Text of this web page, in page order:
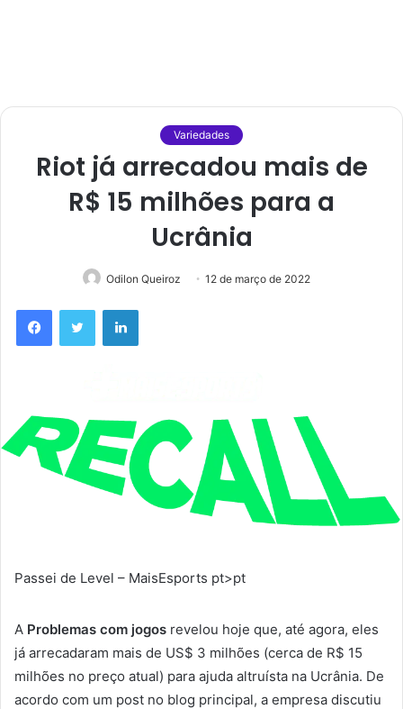
Variedades
Riot já arrecadou mais de
R$ 15 milhões para a
Ucrânia
Odilon Queiroz 12 de março de 2022
FacebookTwitter Linkedin
Passei de Level – MaisEsports pt>pt
A Problemas com jogos revelou hoje que, até agora, eles
já arrecadaram mais de US$ 3 milhões (cerca de R$ 15
milhões no preço atual) para ajuda altruísta na Ucrânia. De
acordo com um post no blog principal, a empresa discutiu